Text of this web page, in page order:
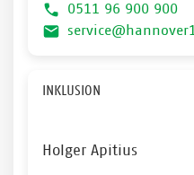
0511 96 900 900
INKLUSION
Holger Apitius